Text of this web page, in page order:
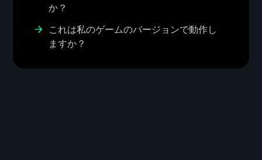
か？
これは私のゲームのバージョンで動作し
ますか？